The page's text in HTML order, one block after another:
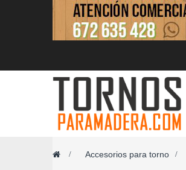
> Accesorios para torno >